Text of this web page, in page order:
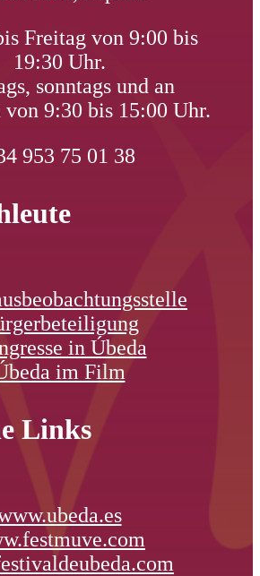
Freitag von 9:00 bis
19:30 Uhr.
sonntags und an
von 9:30 bis 15:00 Uhr.
953 75 01 38
in Úbeda
im Film
Links